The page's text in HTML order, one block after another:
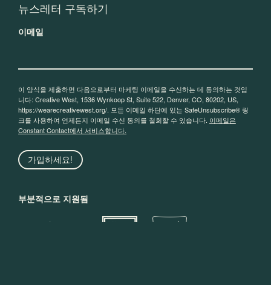
뉴스레터 구독하기
이메일
이 양식을 제출하면 다음으로부터 마케팅 이메일을 수신하는 데 동의하는 것입
니다: Creative West, 1536 Wynkoop St, Suite 522, Denver, CO, 80202, US,
https://wearecreativewest.org/. 모든 이메일 하단에 있는 SafeUnsubscribe® 링
크를 사용하여 언제든지 이메일 수신 동의를 철회할 수 있습니다. 이메일은
Constant Contact에서 서비스합니다.
가입하세요!
부분적으로 지원됨